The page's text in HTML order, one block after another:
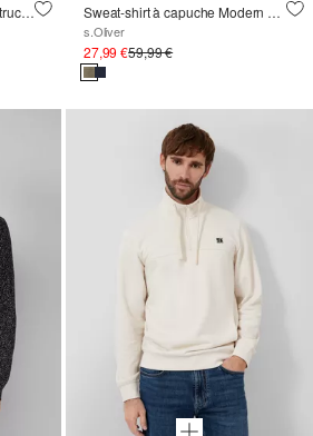
Pull-over en tricot de coton structuré Sweat-shirt à capuche Modern Fit avec motif universitaire
s.Oliver
27,99 €59,99 €